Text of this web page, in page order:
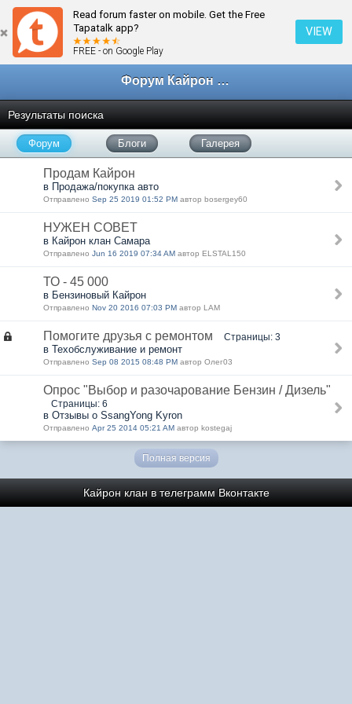
Read forum faster on mobile. Get the Free
Tapatalk app?
FREE - on Google Play
VIEW
Форум Кайрон клана
Результаты поиска
Форум Блоги Галерея
Продам Кайрон
в Продажа/покупка авто
Отправлено Sep 25 2019 01:52 PM автор bosergey60
НУЖЕН СОВЕТ
в Кайрон клан Самара
Отправлено Jun 16 2019 07:34 AM автор ELSTAL150
ТО - 45 000
в Бензиновый Кайрон
Отправлено Nov 20 2016 07:03 PM автор LAM
Помогите друзья с ремонтом Страницы: 3
в Техобслуживание и ремонт
Отправлено Sep 08 2015 08:48 PM автор Олег03
Опрос "Выбор и разочарование Бензин / Дизель"
Страницы: 6
в Отзывы о SsangYong Kyron
Отправлено Apr 25 2014 05:21 AM автор kostegaj
Полная версия
Кайрон клан в телеграмм Вконтакте